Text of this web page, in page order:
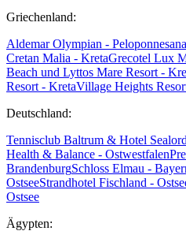
Griechenland:
Aldemar Olympian - Peloponnes
Cretan Malia - KretaGrecotel Lux
Beach und Lyttos Mare Resort -
Resort - KretaVillage Heights
Deutschland:
Tennisclub Baltrum & Hotel
Health & Balance - Ostwestfalen
BrandenburgSchloss Elmau -
OstseeStrandhotel Fischland -
Ostsee
Ägypten: